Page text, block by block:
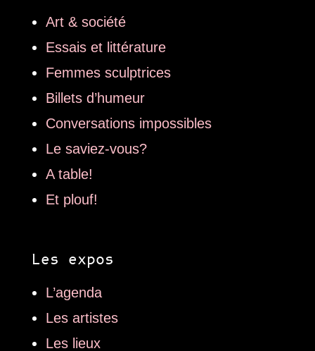
Art & société
Essais et littérature
Femmes sculptrices
Billets d’humeur
Conversations impossibles
Le saviez-vous?
A table!
Et plouf!
Les expos
L’agenda
Les artistes
Les lieux